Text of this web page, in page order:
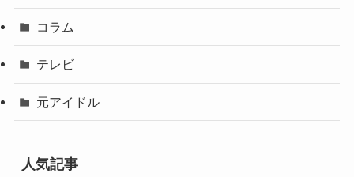
コラム
テレビ
元アイドル
人気記事